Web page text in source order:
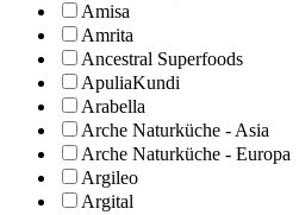
Amisa
Amrita
Ancestral Superfoods
ApuliaKundi
Arabella
Arche Naturküche - Asia
Arche Naturküche - Europa
Argileo
Argital